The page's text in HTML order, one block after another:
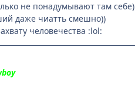
не понадумывают там себе)
даже чиатть смешно))
человечества :lol: